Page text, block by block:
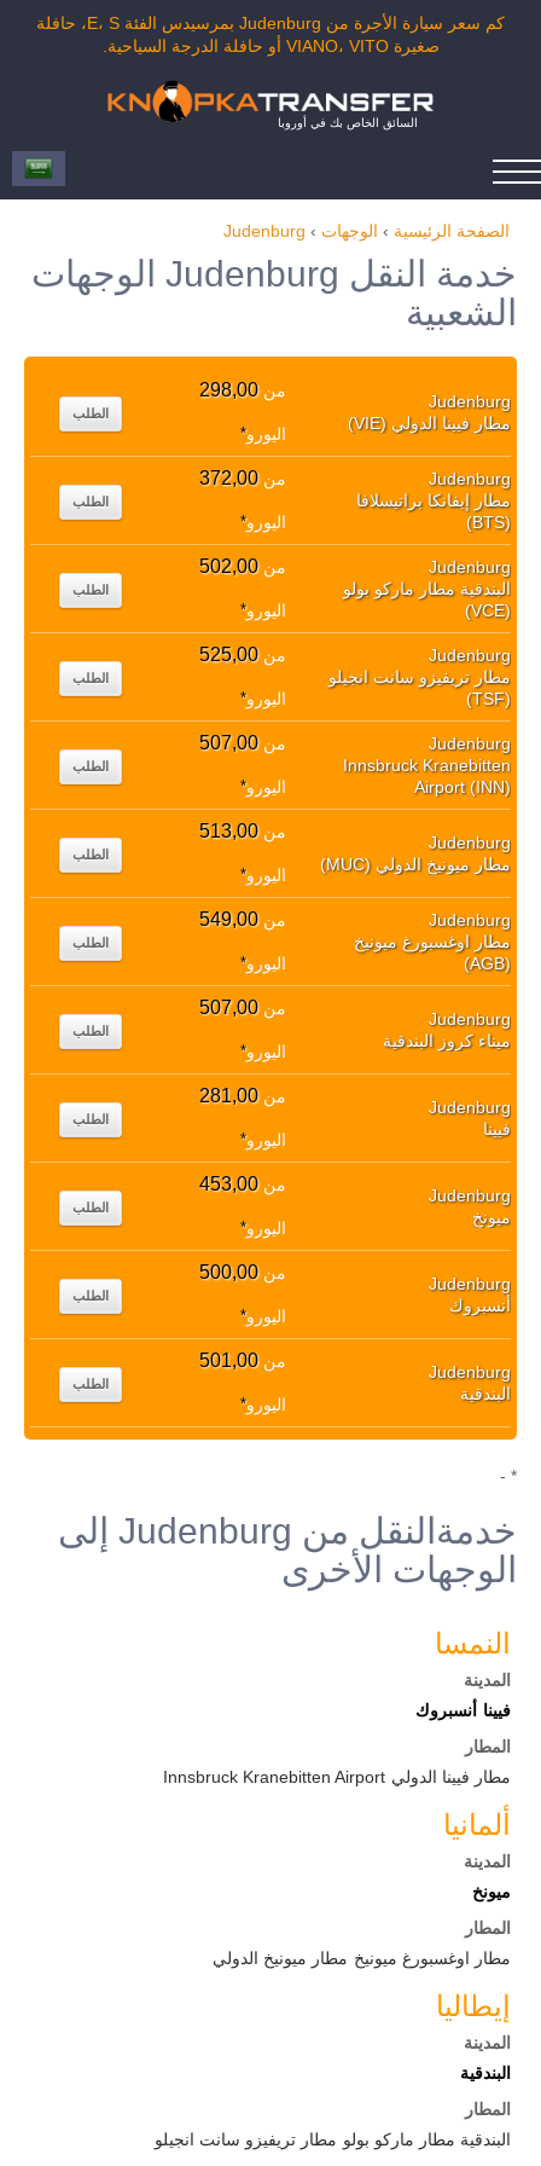
كم سعر سيارة الأجرة من Judenburg بمرسيدس الفئة E، S، حافلة
صغيرة VIANO، VITO أو حافلة الدرجة السياحية.
السائق الخاص بك في أوروبا
الصفحة الرئيسية › الوجهات ›
Judenburg
خدمة النقل Judenburg الوجهات
الشعبية
Judenburg
مطار فيينا الدولي (VIE)
من298,00
اليورو*
الطلب
Judenburg
مطار إيفانكا براتيسلافا
(BTS)
من372,00
اليورو*
الطلب
Judenburg
البندقية مطار ماركو بولو
(VCE)
من502,00
اليورو*
الطلب
Judenburg
مطار تريفيزو سانت انجيلو
(TSF)
من525,00
اليورو*
الطلب
Judenburg
Innsbruck Kranebitten
Airport (INN)
من507,00
اليورو*
الطلب
Judenburg
مطار ميونيخ الدولي (MUC)
من513,00
اليورو*
الطلب
Judenburg
مطار اوغسبورغ ميونيخ
(AGB)
من549,00
اليورو*
الطلب
Judenburg
ميناء كروز البندقية
من507,00
اليورو*
الطلب
Judenburg
فيينا
من281,00
اليورو*
الطلب
Judenburg
ميونخ
من453,00
اليورو*
الطلب
Judenburg
أنسبروك
من500,00
اليورو*
الطلب
Judenburg
البندقية
من501,00
اليورو*
الطلب
* -
خدمةالنقل من Judenburg إلى
الوجهات الأخرى
النمسا
المدينة
فيينا
أنسبروك
المطار
مطار فيينا الدولي Innsbruck Kranebitten Airport
ألمانيا
المدينة
ميونخ
المطار
مطار اوغسبورغ ميونيخ مطار ميونيخ الدولي
إيطاليا
المدينة
البندقية
المطار
البندقية مطار ماركو بولو مطار تريفيزو سانت انجيلو